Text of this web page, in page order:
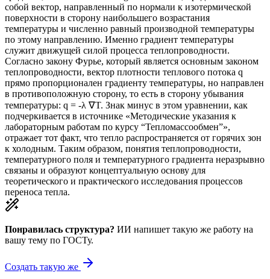
собой вектор, направленный по нормали к изотермической
поверхности в сторону наибольшего возрастания
температуры и численно равный производной температуры
по этому направлению. Именно градиент температуры
служит движущей силой процесса теплопроводности.
Согласно закону Фурье, который является основным законом
теплопроводности, вектор плотности теплового потока q
прямо пропорционален градиенту температуры, но направлен
в противоположную сторону, то есть в сторону убывания
температуры: q = -λ ∇T. Знак минус в этом уравнении, как
подчеркивается в источнике «Методические указания к
лабораторным работам по курсу “Тепломассообмен”»,
отражает тот факт, что тепло распространяется от горячих зон
к холодным. Таким образом, понятия теплопроводности,
температурного поля и температурного градиента неразрывно
связаны и образуют концептуальную основу для
теоретического и практического исследования процессов
переноса тепла.
Понравилась структура? ИИ напишет такую же работу на
вашу тему по ГОСТу.
Создать такую же